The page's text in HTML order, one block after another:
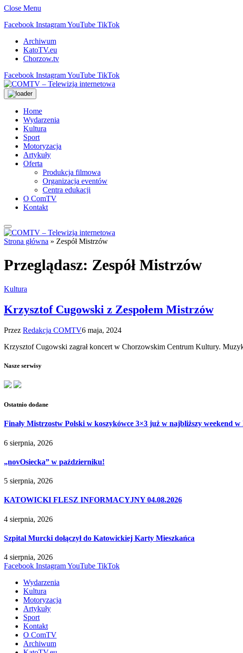
Close Menu
Facebook InstagramYouTube TikTok
Archiwum
KatoTV.eu
Chorzow.tv
Facebook InstagramYouTube TikTok
Home
Wydarzenia
Kultura
Sport
Motoryzacja
Artykuły
Oferta
Produkcja filmowa
Organizacja eventów
Centra edukacji
O ComTV
Kontakt
Strona główna » Zespół Mistrzów
Przeglądasz: Zespół Mistrzów
Kultura
Krzysztof Cugowski z Zespołem Mistrzów
Przez Redakcja COMTV6 maja, 2024
Krzysztof Cugowski zagrał koncert w Chorzowskim Centrum Kultury.
Nasze serwisy
Ostatnio dodane
Finały Mistrzostw Polski w koszykówce 3×3 już w najbliższy weekend
6 sierpnia, 2026
„novOsiecka” w październiku!
5 sierpnia, 2026
KATOWICKI FLESZ INFORMACYJNY 04.08.2026
4 sierpnia, 2026
Szpital Murcki dołączył do Katowickiej Karty Mieszkańca
4 sierpnia, 2026
Facebook InstagramYouTube TikTok
Wydarzenia
Kultura
Motoryzacja
Artykuły
Sport
Kontakt
O ComTV
Archiwum